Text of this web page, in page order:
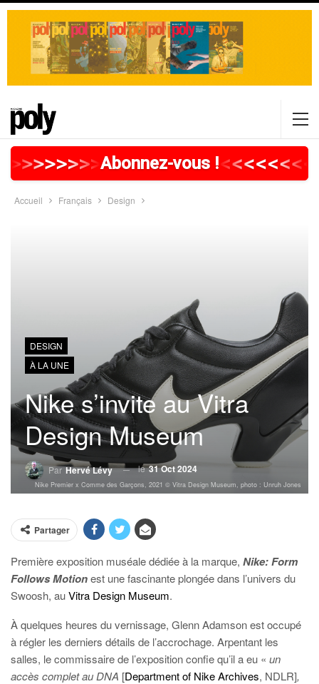
>>>>>>>>>>>>>>>>>
Abonnez-vous !<<<<<<<<
Accueil Français Design
DESIGN
À LA UNE
Nike s’invite au Vitra
Design Museum
ParHervé Lévy le31 Oct 2024
Nike Premier x Comme des Garçons, 2021 © Vitra Design Museum, photo : Unruh Jones
Partager
Première exposition muséale dédiée à la marque, Nike: Form
Follows Motionest une fascinante plongée dans l’univers du
Swoosh, auVitra Design Museum.
À quelques heures du vernissage, Glenn Adamson est occupé
à régler les derniers détails de l’accrochage. Arpentant les
salles, le commissaire de l’exposition confie qu’il a eu « un
accès complet au DNA [Department of Nike Archives, NDLR],